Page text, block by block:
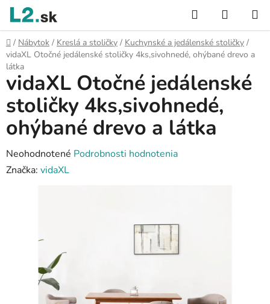
Prejsť
obsah
Hľadať
KOŠÍK
Domov
/ Nábytok / Kreslá a stoličky / Kuchynské a jedálenské stoličky /
vidaXL Otočné jedálenské stoličky 4ks,sivohnedé, ohýbané drevo a
látka
vidaXL Otočné jedálenské
stoličky 4ks,sivohnedé,
ohýbané drevo a látka
Priemerné
hodnotenie
hviezdičiek.
Neohodnotené Podrobnosti hodnotenia
Značka: vidaXL